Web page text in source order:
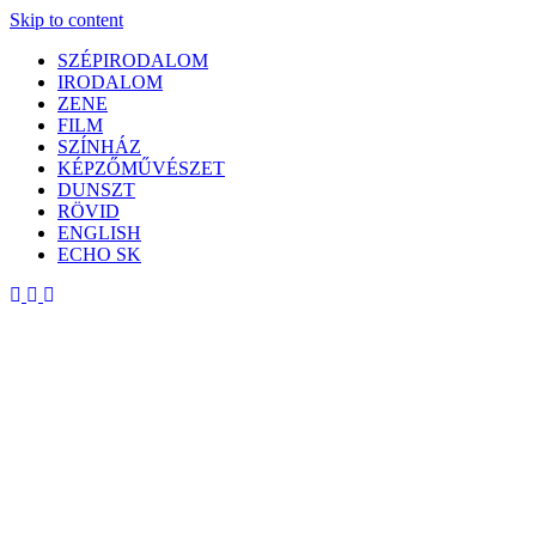
Skip to content
SZÉPIRODALOM
IRODALOM
ZENE
FILM
SZÍNHÁZ
KÉPZŐMŰVÉSZET
DUNSZT
RÖVID
ENGLISH
ECHO SK